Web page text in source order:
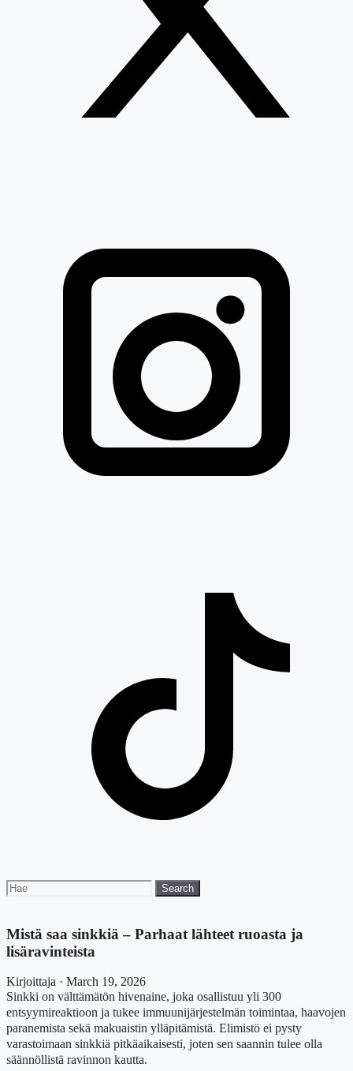
Search
for:
Search
Mistä saa sinkkiä – Parhaat lähteet ruoasta ja
lisäravinteista
Kirjoittaja · March 19, 2026
Sinkki on välttämätön hivenaine, joka osallistuu yli 300
entsyymireaktioon ja tukee immuunijärjestelmän toimintaa, haavojen
paranemista sekä makuaistin ylläpitämistä. Elimistö ei pysty
varastoimaan sinkkiä pitkäaikaisesti, joten sen saannin tulee olla
säännöllistä ravinnon kautta.